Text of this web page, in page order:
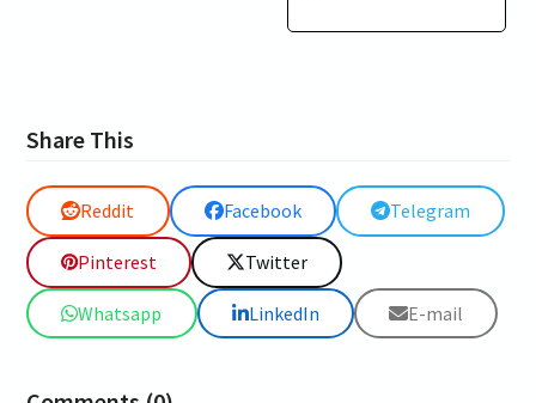
Share This
Reddit Facebook Telegram
Pinterest Twitter
Whatsapp LinkedIn E-mail